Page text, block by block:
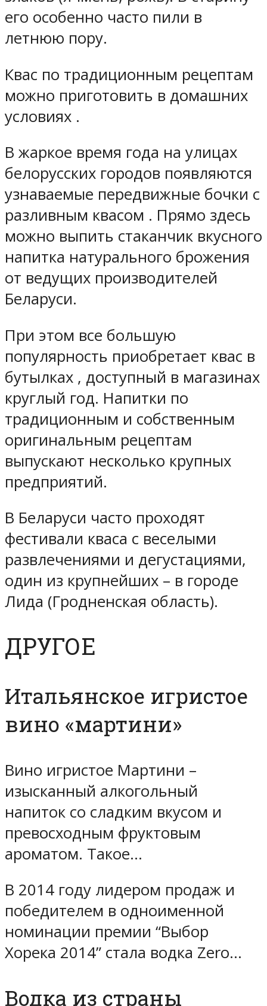
его особенно часто пили в
летнюю пору.
Квас по традиционным рецептам
можно приготовить в домашних
условиях .
В жаркое время года на улицах
белорусских городов появляются
узнаваемые передвижные бочки с
разливным квасом . Прямо здесь
можно выпить стаканчик вкусного
напитка натурального брожения
от ведущих производителей
Беларуси.
При этом все большую
популярность приобретает квас в
бутылках , доступный в магазинах
круглый год. Напитки по
традиционным и собственным
оригинальным рецептам
выпускают несколько крупных
предприятий.
В Беларуси часто проходят
фестивали кваса с веселыми
развлечениями и дегустациями,
один из крупнейших – в городе
Лида (Гродненская область).
ДРУГОЕ
Итальянское игристое
вино «мартини»
Вино игристое Мартини –
изысканный алкогольный
напиток со сладким вкусом и
превосходным фруктовым
ароматом. Такое…
В 2014 году лидером продаж и
победителем в одноименной
номинации премии “Выбор
Хорека 2014” стала водка Zero…
Водка из страны